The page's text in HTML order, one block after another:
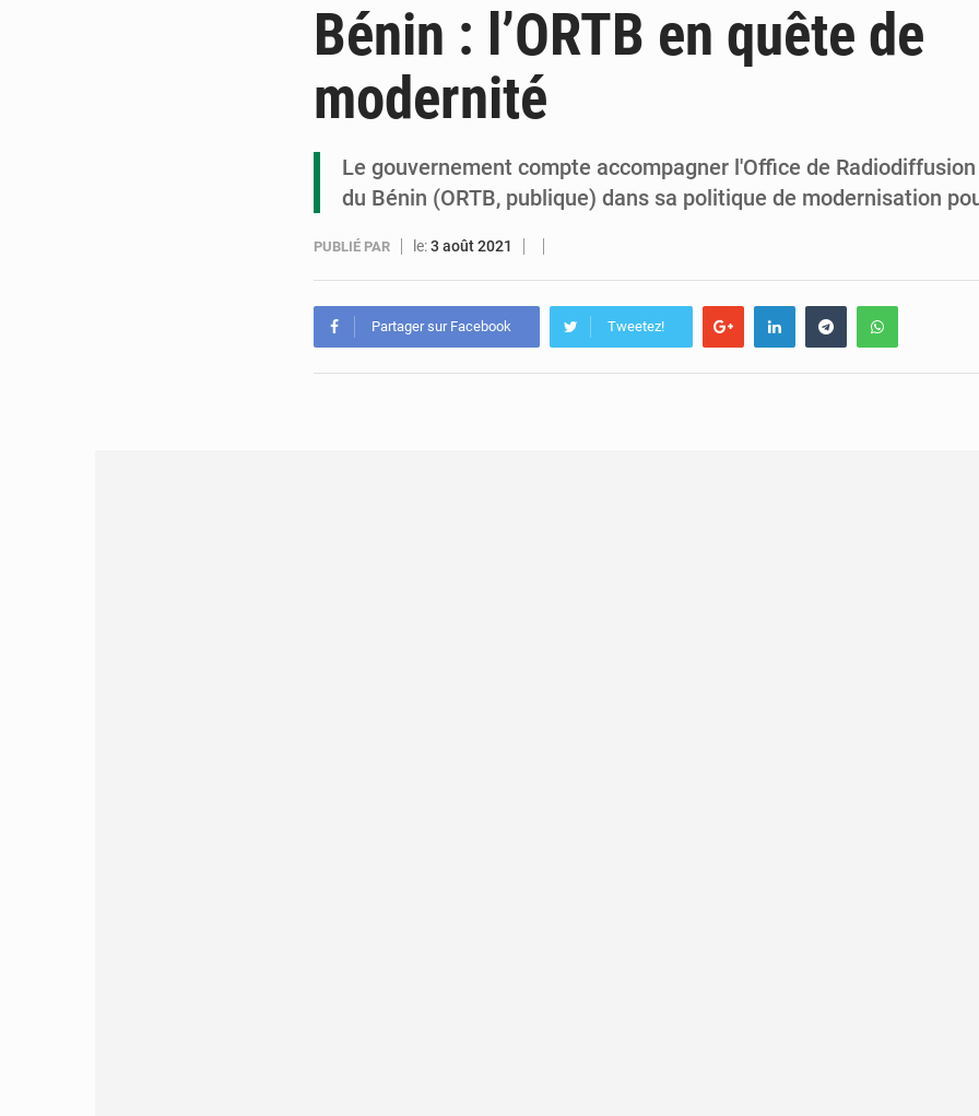
5 août 2026 Cémac : la Commission présente à Denis Sassou
5 août 2026
Bénin : l’ORTB en quête de
modernité
Le gouvernement compte accompagner l'Office de
du Bénin (ORTB, publique) dans sa politique de modernisation
PUBLIÉ PAR le:3 août 2021
Partager sur Facebook Tweetez!